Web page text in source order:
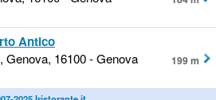
Antico
Genova, 16100 - Genova
199 m